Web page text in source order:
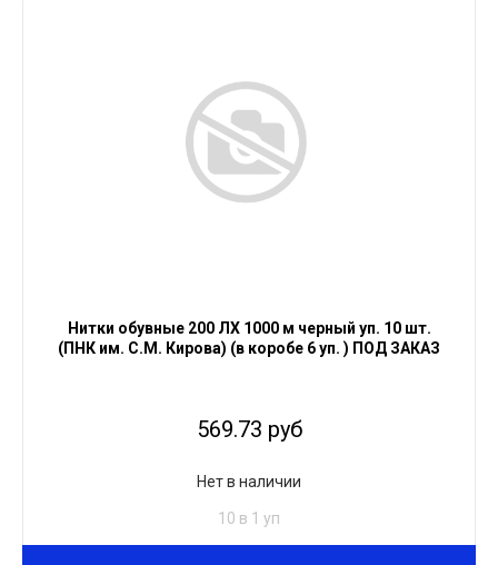
Нитки обувные 200 ЛХ 1000 м черный уп. 10 шт.
(ПНК им. С.М. Кирова) (в коробе 6 уп. ) ПОД ЗАКАЗ
569.73 руб
Нет в наличии
10 в 1 уп